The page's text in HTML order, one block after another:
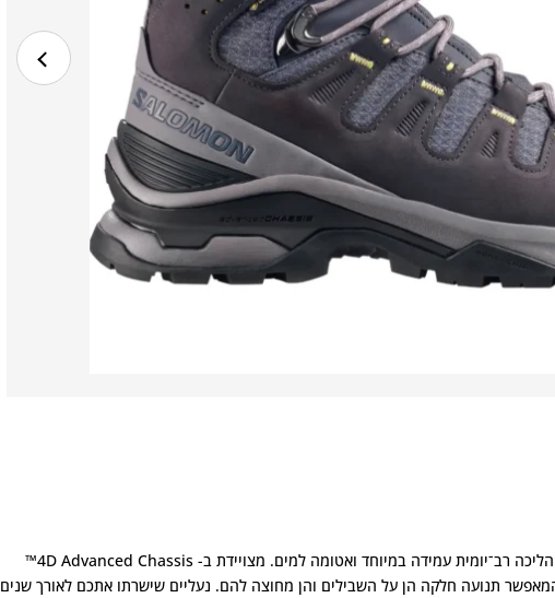
צאו לטבע בביטחון עם Quest 5 GORE-TEX, נעל הליכה רב־יומית עמידה במיוחד ואטומה למים. מצויידת ב- 4D Advanced Chassis™
המאפשר תנועה חלקה הן על השבילים והן מחוצה להם. נעליים שישרתו אתכם לאורך שנים